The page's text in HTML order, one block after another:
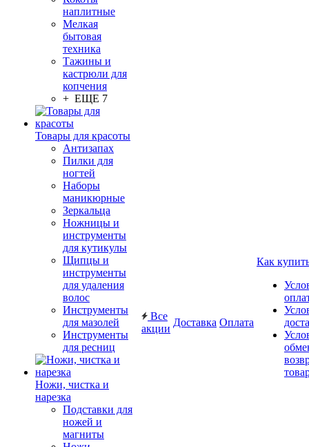
наплитные
Мелкая
бытовая
техника
Тажины и
кастрюли для
копчения
+ ЕЩЕ 7
Товары для красоты
Антизапах
Пилки для
ногтей
Наборы
маникюрные
Зеркальца
Ножницы и
инструменты
для кутикулы
Щипцы и
инструменты
для удаления
волос
Инструменты
для мазолей
Инструменты
для ресниц
Ножи, чистка и
нарезка
Подставки для
ножей и
магниты
Все
акции
Доставка Оплата
Как